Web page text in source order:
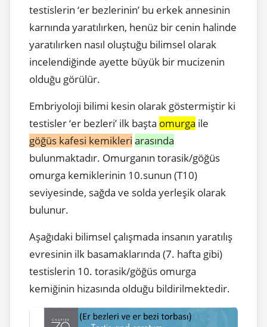
testislerin ‘er bezlerinin’ bu erkek annesinin
karnında yaratılırken, henüz bir cenin halinde
yaratılırken nasıl oluştuğu bilimsel olarak
incelendiğinde ayette büyük bir mucizenin
olduğu görülür.
Embriyoloji bilimi kesin olarak göstermiştir ki
testisler ‘er bezleri’ ilk başta omurga ile
göğüs kafesi kemikleri arasında
bulunmaktadır. Omurganın torasik/göğüs
omurga kemiklerinin 10.sunun (T10)
seviyesinde, sağda ve solda yerleşik olarak
bulunur.
Aşağıdaki bilimsel çalışmada insanın yaratılış
evresinin ilk basamaklarında (7. hafta gibi)
testislerin 10. torasik/göğüs omurga
kemiğinin hizasında olduğu bildirilmektedir.